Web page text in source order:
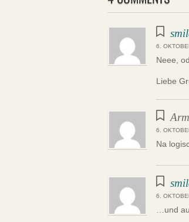
6.
Neee,
Liebe
6.
Na
6.
…und